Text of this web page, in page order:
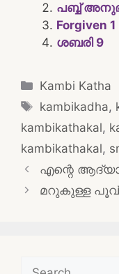
പബ്ബ്
Forgiven
ശബരി 9
Categories
Kambi Katha
Tags
kambikadha,
kambikathakal,
kambikathakal,
Post
navigation
എന്റെ
മറുകുള്ള പൂവ്
Search